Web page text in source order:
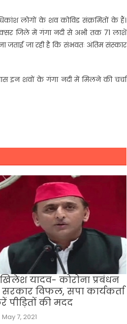
लोगों के शव कोविड संक्रमितों के हैं।
जिले में गंगा नदी से अभी तक 71 लाशें
जा रही है कि संभवतः अंतिम संस्कार
इन शवों के गंगा नदी में मिलने की चर्चा
यादव- कोरोना प्रबंधन
विफल, सपा कार्यकर्ता
पीड़ितों की मदद
Posted
on
May 7, 2021